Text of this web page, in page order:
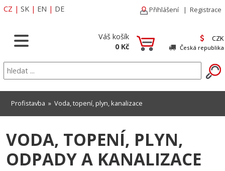
CZ | SK | EN | DE Přihlášení | Registrace
Váš košík
0 Kč
CZK
Česká republika
Profistavba » Voda, topení, plyn, kanalizace
VODA, TOPENÍ, PLYN,
ODPADY A KANALIZACE